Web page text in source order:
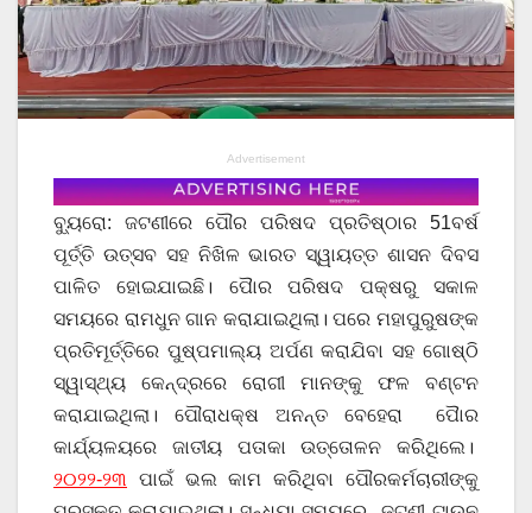
Advertisement
ବ୍ୟୁରୋ: ଜଟଣୀରେ ପୌର ପରିଷଦ ପ୍ରତିଷ୍ଠାର 51ବର୍ଷ
ପୂର୍ତ୍ତି ଉତ୍ସବ ସହ ନିଖିଳ ଭାରତ ସ୍ୱାୟତ୍ତ ଶାସନ ଦିବସ
ପାଳିତ ହୋଇଯାଇଛି। ପୋୖର ପରିଷଦ ପକ୍ଷରୁ ସକାଳ
ସମୟରେ ରାମଧୁନ ଗାନ କରାଯାଇଥିଲା। ପରେ ମହାପୁରୁଷଙ୍କ
ପ୍ରତିମୂର୍ତ୍ତିରେ ପୁଷ୍ପମାଲ୍ୟ ଅର୍ପଣ କରାଯିବା ସହ ଗୋଷ୍ଠି
ସ୍ୱାସ୍ଥ୍ୟ କେନ୍ଦ୍ରରେ ରୋଗୀ ମାନଙ୍କୁ ଫଳ ବଣ୍ଟନ
କରାଯାଇଥିଲା। ପୌରାଧକ୍ଷ ଅନନ୍ତ ବେହେରା ପୋୖର
କାର୍ଯ୍ୟଳୟରେ ଜାତୀୟ ପତାକା ଉତ୍ତୋଳନ କରିଥିଲେ।
୨୦୨୨-୨୩ ପାଇଁ ଭଲ କାମ କରିଥିବା ପୌରକର୍ମଚାରୀଙ୍କୁ